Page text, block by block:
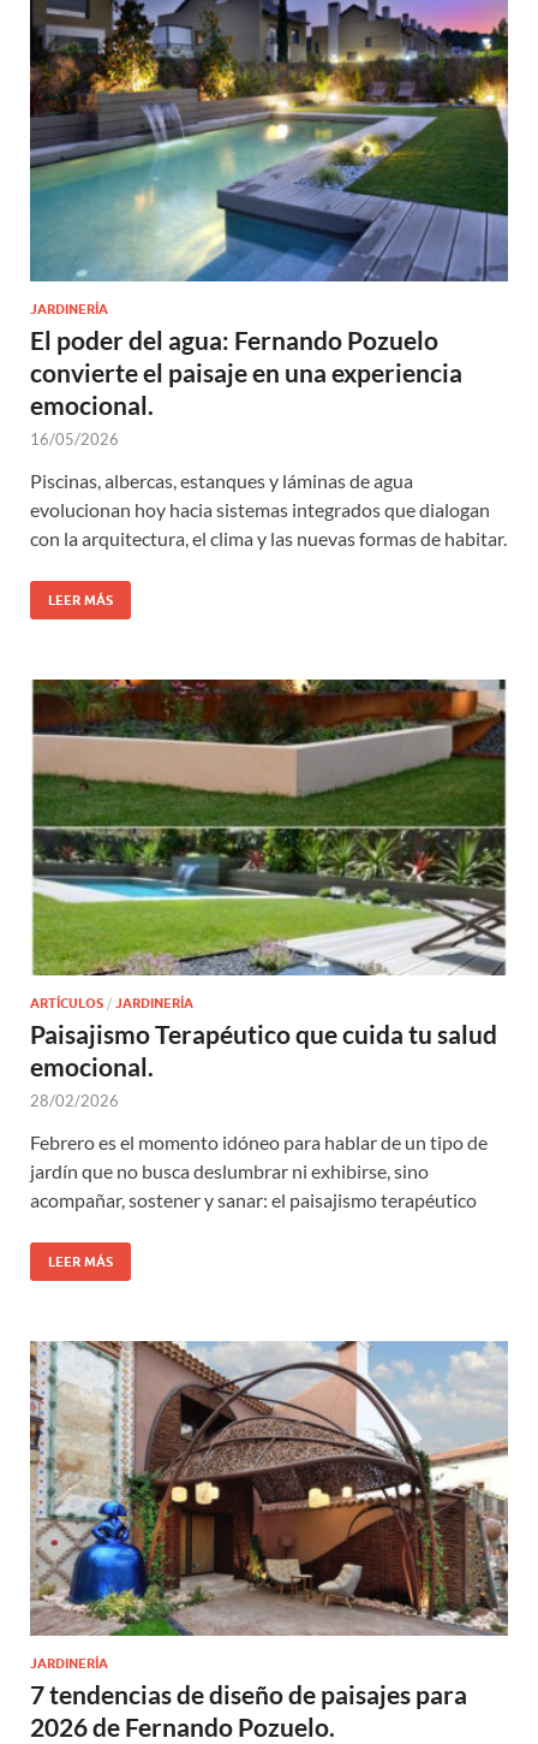
JARDINERÍA
El poder del agua: Fernando Pozuelo
convierte el paisaje en una experiencia
emocional.
16/05/2026
Piscinas, albercas, estanques y láminas de agua
evolucionan hoy hacia sistemas integrados que dialogan
con la arquitectura, el clima y las nuevas formas de habitar.
LEER MÁS
ARTÍCULOS / JARDINERÍA
Paisajismo Terapéutico que cuida tu salud
emocional.
28/02/2026
Febrero es el momento idóneo para hablar de un tipo de
jardín que no busca deslumbrar ni exhibirse, sino
acompañar, sostener y sanar: el paisajismo terapéutico
LEER MÁS
JARDINERÍA
7 tendencias de diseño de paisajes para
2026 de Fernando Pozuelo.